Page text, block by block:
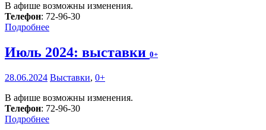
В афише возможны изменения.
Телефон: 72-96-30
Подробнее
Июль 2024: выставки 0+
28.06.2024 Выставки, 0+
В афише возможны изменения.
Телефон: 72-96-30
Подробнее